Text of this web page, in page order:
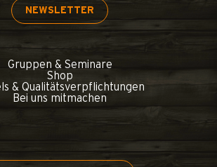
NEWSLETTER
Gruppen & Seminare
Shop
& Qualitätsverpflichtungen
Bei uns mitmachen